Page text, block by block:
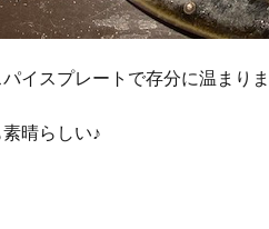
イスプレートで存分に温まりま
晴らしい♪